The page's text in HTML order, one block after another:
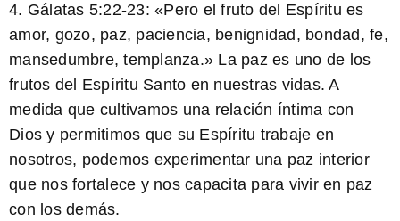
4. Gálatas 5:22-23: «Pero el fruto del Espíritu es
amor, gozo, paz, paciencia, benignidad, bondad, fe,
mansedumbre, templanza.» La paz es uno de los
frutos del Espíritu Santo en nuestras vidas. A
medida que cultivamos una relación íntima con
Dios y permitimos que su Espíritu trabaje en
nosotros, podemos experimentar una paz interior
que nos fortalece y nos capacita para vivir en paz
con los demás.